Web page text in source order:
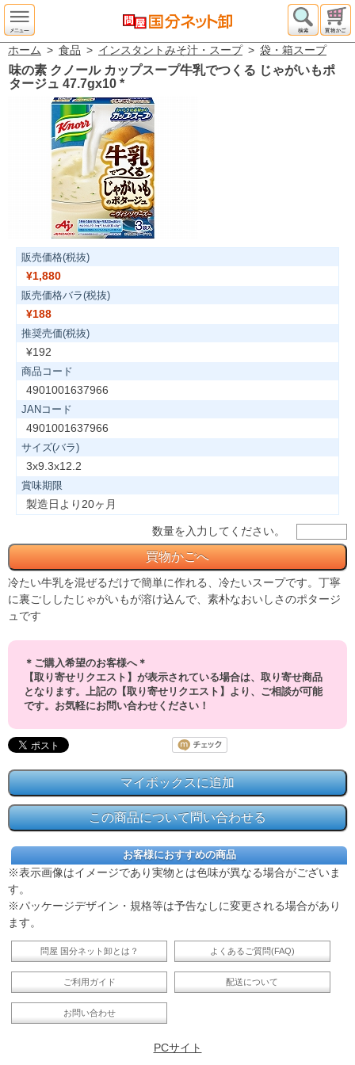
ホーム > 食品 > インスタントみそ汁・スープ > 袋・箱スープ
味の素 クノール カップスープ牛乳でつくる じゃがいもポ
タージュ 47.7gx10 *
販売価格(税抜)
¥1,880
販売価格バラ(税抜)
¥188
推奨売価(税抜)
¥192
商品コード
4901001637966
JANコード
4901001637966
サイズ(バラ)
3x9.3x12.2
賞味期限
製造日より20ヶ月
数量を入力してください。
冷たい牛乳を混ぜるだけで簡単に作れる、冷たいスープです。丁寧
に裏ごししたじゃがいもが溶け込んで、素朴なおいしさのポタージ
ュです
＊ご購入希望のお客様へ＊
【取り寄せリクエスト】が表示されている場合は、取り寄せ商品
となります。上記の【取り寄せリクエスト】より、ご相談が可能
です。お気軽にお問い合わせください！
お客様におすすめの商品
※表示画像はイメージであり実物とは色味が異なる場合がございま
す。
※パッケージデザイン・規格等は予告なしに変更される場合があり
ます。
問屋 国分ネット卸とは？ よくあるご質問(FAQ)
ご利用ガイド 配送について
お問い合わせ
PCサイト